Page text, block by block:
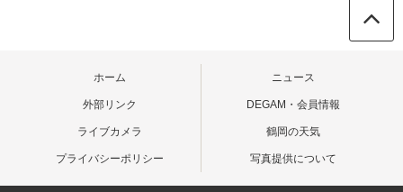
ホーム ニュース
外部リンク DEGAM・会員情報
ライブカメラ 鶴岡の天気
プライバシーポリシー 写真提供について